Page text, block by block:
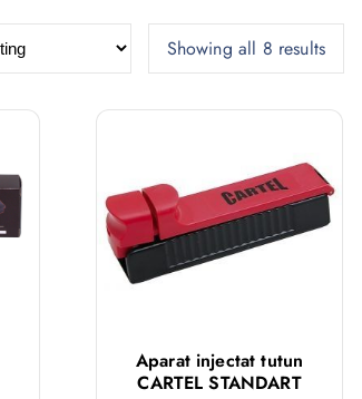
Showing all 8 results
Aparat injectat tutun
CARTEL STANDART